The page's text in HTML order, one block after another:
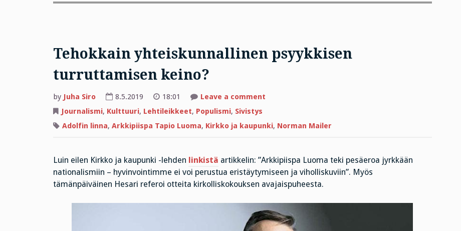
Tehokkain yhteiskunnallinen psyykkisen
turruttamisen keino?
by Juha Siro 8.5.2019 18:01 Leave a commenton
turruttamisen
keino?
Journalismi, Kulttuuri, Lehtileikkeet, Populismi, Sivistys
Adolfin linna, Arkkipiispa Tapio Luoma, Kirkko ja kaupunki, Norman Mailer
Luin eilen Kirkko ja kaupunki -lehden linkistä artikkelin: ”Arkkipiispa Luoma teki pesäeroa jyrkkään
nationalismiin – hyvinvointimme ei voi perustua eristäytymiseen ja viholliskuviin”. Myös
tämänpäiväinen Hesari referoi otteita kirkolliskokouksen avajaispuheesta.